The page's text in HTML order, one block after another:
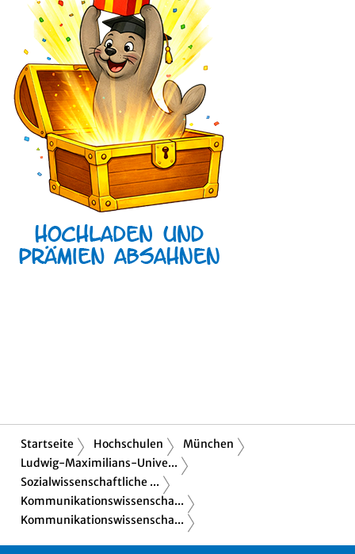
Startseite Hochschulen
München
Ludwig-Maximilians-Unive...
Sozialwissenschaftliche ...
Kommunikationswissenscha...
Kommunikationswissenscha...